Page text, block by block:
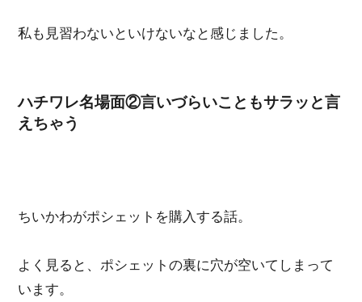
私も見習わないといけないなと感じました。
ハチワレ名場面②言いづらいこともサラッと言
えちゃう
ちいかわがポシェットを購入する話。
よく見ると、ポシェットの裏に穴が空いてしまって
います。